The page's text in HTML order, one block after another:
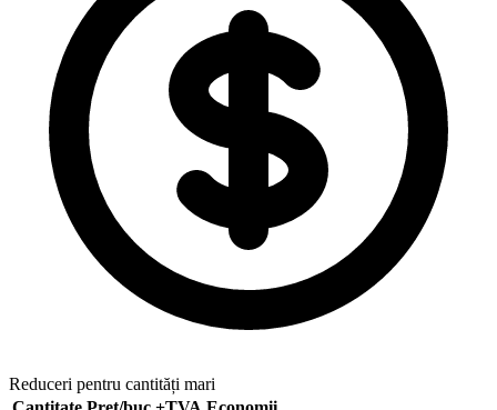
Reduceri pentru cantități mari